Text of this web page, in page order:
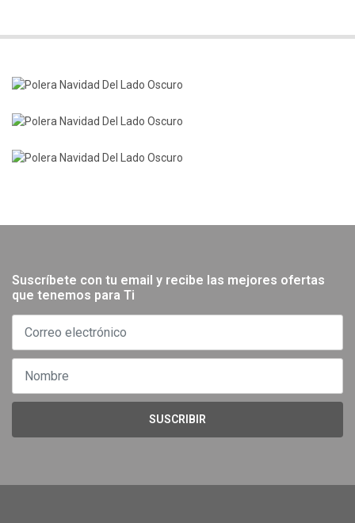
Suscríbete con tu email y recibe las mejores ofertas
que tenemos para Ti
SUSCRIBIR